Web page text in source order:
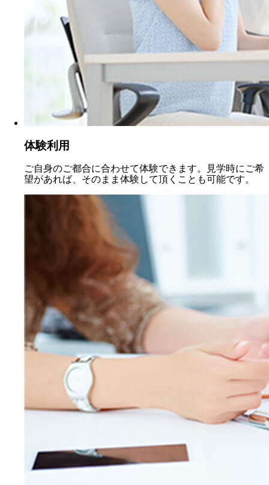
体験利用
ご自身のご都合に合わせて体験できます。見学時にご希
望があれば、そのまま体験して頂くことも可能です。